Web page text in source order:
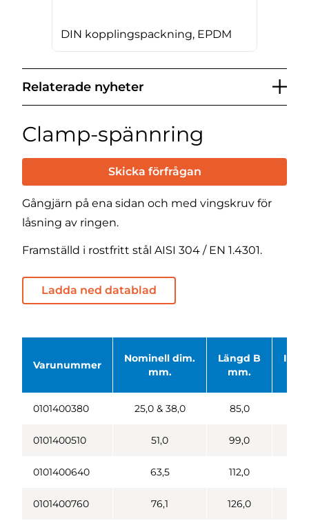
DIN kopplingspackning, EPDM
Relaterade nyheter
Clamp-spännring
Skicka förfrågan
Gångjärn på ena sidan och med vingskruv för
låsning av ringen.
Framställd i rostfritt stål AISI 304 / EN 1.4301.
Ladda ned datablad
Varunummer
Nominell dim.
mm.
Längd B
mm.
ID Ø
0101400380 25,0 & 38,0 85,0
0101400510 51,0 99,0
0101400640 63,5 112,0
0101400760 76,1 126,0